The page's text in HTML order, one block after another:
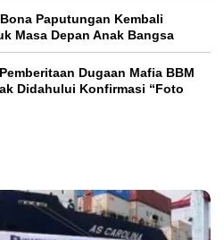
Paputungan Kembali
Masa Depan Anak Bangsa
Dugaan Mafia BBM
Didahului Konfirmasi “Foto